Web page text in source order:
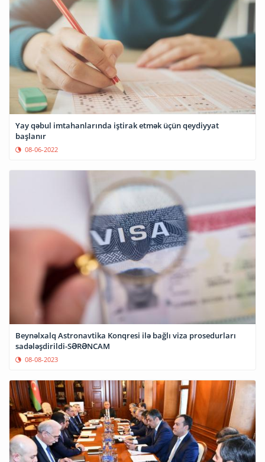
Yay qəbul imtahanlarında iştirak etmək üçün qeydiyyat
başlanır
08-06-2022
Beynəlxalq Astronavtika Konqresi ilə bağlı viza prosedurları
sadələşdirildi-SƏRƏNCAM
08-08-2023